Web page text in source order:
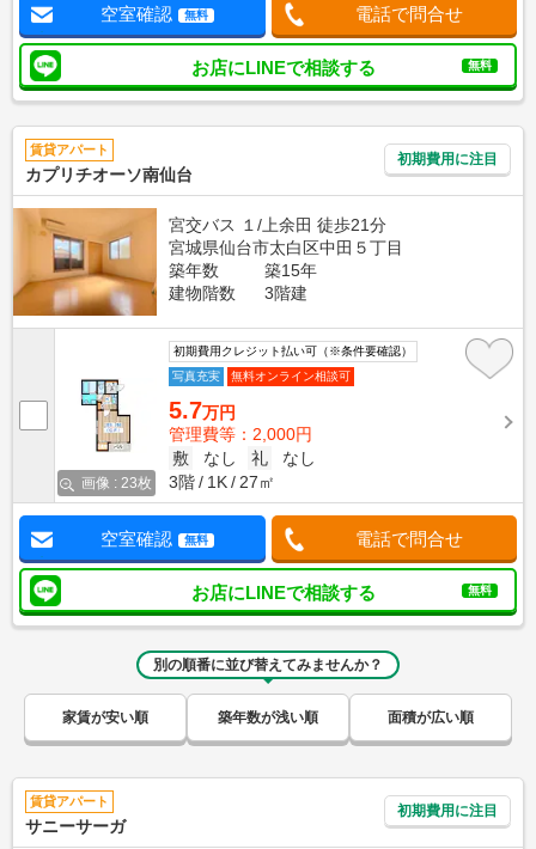
空室確認 無料 電話で問合せ
お店にLINEで相談する 無料
賃貸アパート
カプリチオーソ南仙台
初期費用に注目
宮交バス １/上余田 徒歩21分
宮城県仙台市太白区中田５丁目
築年数
築15年
建物階数
3階建
画像 : 23枚
初期費用クレジット払い可（※条件要確認）
写真充実
無料オンライン相談可
5.7万円
管理費等：2,000円
敷
なし 礼
なし
3階
1K 27㎡
空室確認 無料 電話で問合せ
お店にLINEで相談する 無料
別の順番に並び替えてみませんか？
家賃が安い順 築年数が浅い順 面積が広い順
賃貸アパート
サニーサーガ
初期費用に注目